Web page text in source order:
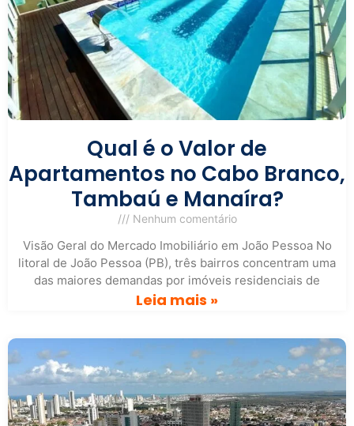
Qual é o Valor de
Apartamentos no Cabo Branco,
Tambaú e Manaíra?
Nenhum comentário
Visão Geral do Mercado Imobiliário em João Pessoa No
litoral de João Pessoa (PB), três bairros concentram uma
das maiores demandas por imóveis residenciais de
Leia mais »